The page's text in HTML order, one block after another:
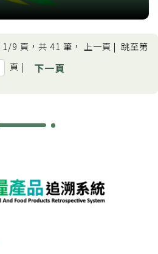
1/9 頁，共 41 筆， 上一頁 | 跳至第
頁 |
下一頁